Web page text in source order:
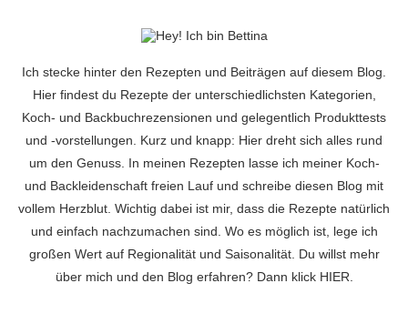
Ich stecke hinter den Rezepten und Beiträgen auf diesem Blog.
Hier findest du Rezepte der unterschiedlichsten Kategorien,
Koch- und Backbuchrezensionen und gelegentlich Produkttests
und -vorstellungen. Kurz und knapp: Hier dreht sich alles rund
um den Genuss. In meinen Rezepten lasse ich meiner Koch-
und Backleidenschaft freien Lauf und schreibe diesen Blog mit
vollem Herzblut. Wichtig dabei ist mir, dass die Rezepte natürlich
und einfach nachzumachen sind. Wo es möglich ist, lege ich
großen Wert auf Regionalität und Saisonalität. Du willst mehr
über mich und den Blog erfahren? Dann klick HIER